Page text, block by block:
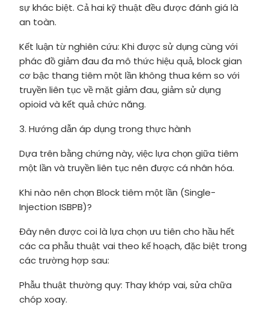
sự khác biệt. Cả hai kỹ thuật đều được đánh giá là
an toàn.
Kết luận từ nghiên cứu: Khi được sử dụng cùng với
phác đồ giảm đau đa mô thức hiệu quả, block gian
cơ bậc thang tiêm một lần không thua kém so với
truyền liên tục về mặt giảm đau, giảm sử dụng
opioid và kết quả chức năng.
3. Hướng dẫn áp dụng trong thực hành
Dựa trên bằng chứng này, việc lựa chọn giữa tiêm
một lần và truyền liên tục nên được cá nhân hóa.
Khi nào nên chọn Block tiêm một lần (Single-
Injection ISBPB)?
Đây nên được coi là lựa chọn ưu tiên cho hầu hết
các ca phẫu thuật vai theo kế hoạch, đặc biệt trong
các trường hợp sau:
Phẫu thuật thường quy: Thay khớp vai, sửa chữa
chóp xoay.